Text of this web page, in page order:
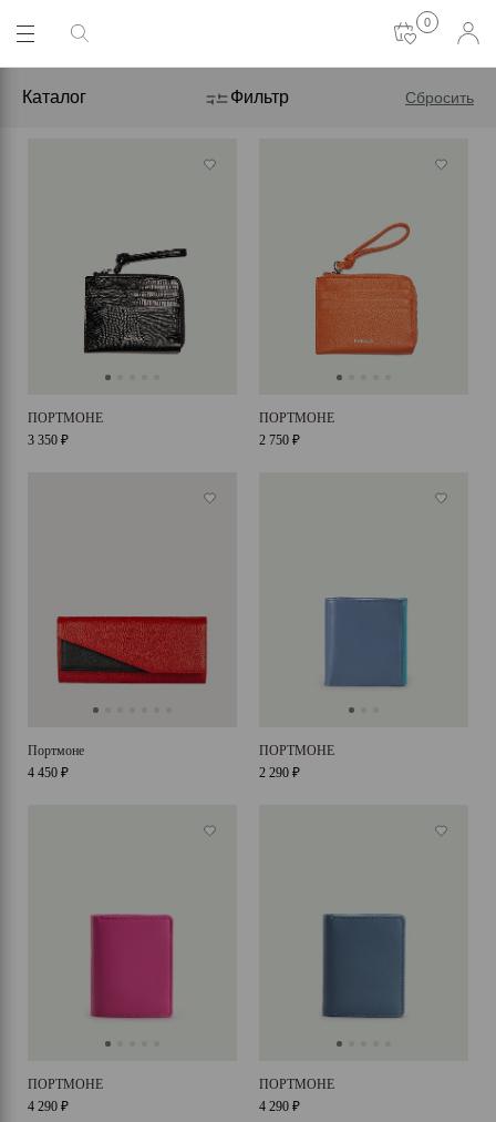
0
Каталог Фильтр Сбросить
ПОРТМОНЕ
3 350 ₽
ПОРТМОНЕ
2 750 ₽
Портмоне
4 450 ₽
ПОРТМОНЕ
2 290 ₽
ПОРТМОНЕ
4 290 ₽
ПОРТМОНЕ
4 290 ₽